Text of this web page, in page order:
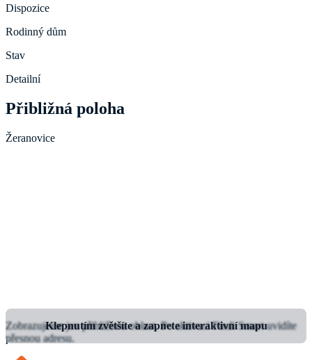
Dispozice
Rodinný dům
Stav
Detailní
Přibližná poloha
Žeranovice
Klepnutím zvětšíte a zapnete interaktivní mapu
Zobrazujeme jen přibližnou oblast.Po aktivaci Findi Smart uvidíte
přesnou adresu.